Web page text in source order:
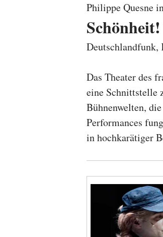
Philippe Quesne
Das Theater des
eine Schnittstelle
Bühnenwelten,
Performances
in hochkarätiger